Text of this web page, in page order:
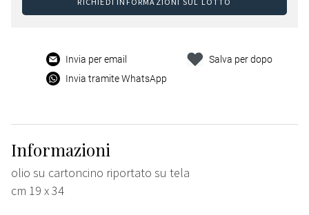
Invia per email
Invia tramite WhatsApp
Salva per dopo
Informazioni
olio su cartoncino riportato su tela
cm 19 x 34